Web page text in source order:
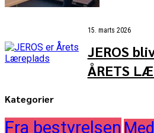
15. marts 2026
JEROS
ÅRETS
Kategorier
Fra bestyrelsen